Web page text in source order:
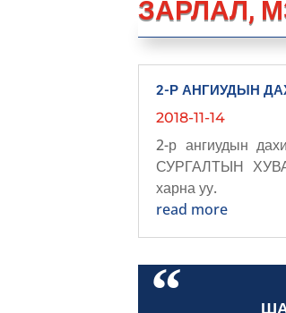
ЗАРЛАЛ,
2-Р АНГИУДЫН
2018-11-14
2-р ангиудын
СУРГАЛТЫН
харна уу.
read more